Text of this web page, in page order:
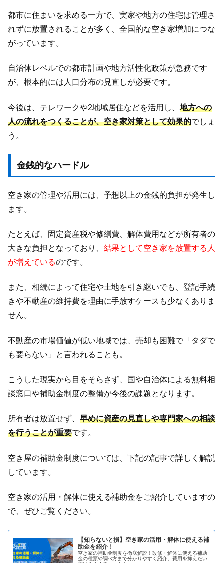
都市に住まいを求める一方で、実家や地方の住宅は管理さ
れずに放置されることが多く、全国的な空き家増加につな
がっています。
自治体レベルでの都市計画や地方活性化政策が急務です
が、根本的には人口分布の見直しが必要です。
今後は、テレワークや2地域居住などを活用し、 地方への
人の流れをつくることが、空き家対策として効果的でしょ
う。
金銭的なハードル
空き家の管理や活用には、予想以上の金銭的負担が発生し
ます。
たとえば、固定資産税や修繕費、解体費用などが所有者の
大きな負担となっており、 結果として空き家を放置する人
が増えているのです。
また、相続によって住宅や土地を引き継いでも、登記手続
きや不動産の維持費を理由に手放すケースも少なくありま
せん。
不動産の市場価値が低い地域では、売却も困難で「タダで
も要らない」と言われることも。
こうした現実から目をそらさず、国や自治体による無料相
談窓口や補助金制度の整備が今後の課題となります。
所有者は放置せず、 早めに資産の見直しや専門家への相談
を行うことが重要です。
空き屋の補助金制度については、下記の記事で詳しく解説
しています。
空き家の活用・解体に使える補助金をご紹介していますの
で、ぜひご覧ください。
【知らないと損】空き家の活用・解体に使える補
助金を紹介！
空き家の補助金制度を徹底解説！改修・解体に使える補助
金の種類や調べ方まで分かりやすく紹介。費用を抑えたい